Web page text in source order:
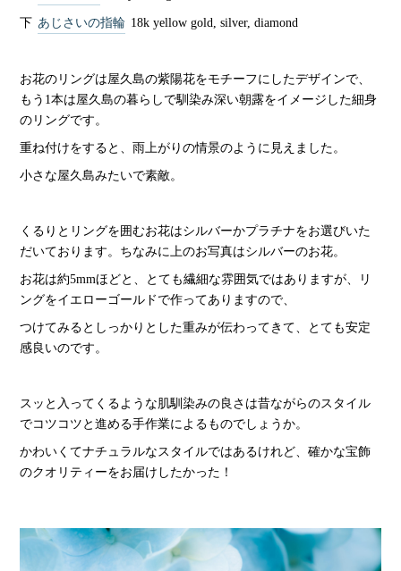
下 あじさいの指輪 18k yellow gold, silver, diamond
お花のリングは屋久島の紫陽花をモチーフにしたデザインで、
もう1本は屋久島の暮らしで馴染み深い朝露をイメージした細身
のリングです。
重ね付けをすると、雨上がりの情景のように見えました。
小さな屋久島みたいで素敵。
くるりとリングを囲むお花はシルバーかプラチナをお選びいた
だいております。ちなみに上のお写真はシルバーのお花。
お花は約5mmほどと、とても繊細な雰囲気ではありますが、リ
ングをイエローゴールドで作ってありますので、
つけてみるとしっかりとした重みが伝わってきて、とても安定
感良いのです。
スッと入ってくるような肌馴染みの良さは昔ながらのスタイル
でコツコツと進める手作業によるものでしょうか。
かわいくてナチュラルなスタイルではあるけれど、確かな宝飾
のクオリティーをお届けしたかった！